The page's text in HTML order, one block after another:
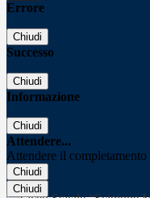
Errore
Chiudi
Successo
Chiudi
Informazione
Chiudi
Attendere...
Attendere il
Chiudi
Chiudi